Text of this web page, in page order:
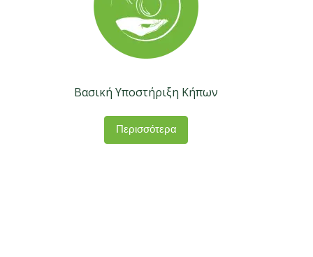
Βασική Υποστήριξη Κήπων
Περισσότερα